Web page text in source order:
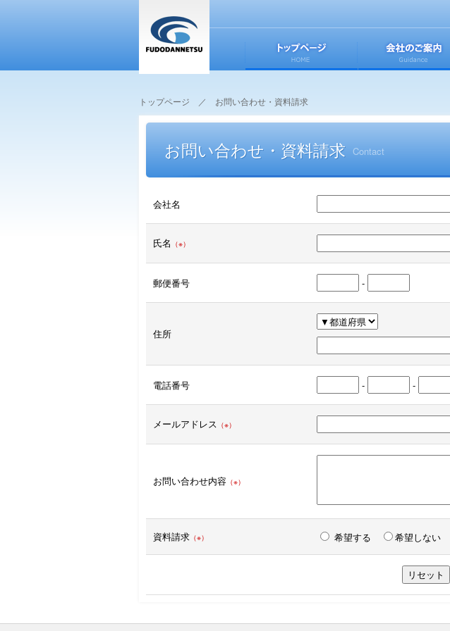
トップページ
トップページ ／ お問い合わせ・資料請求
お問い合わせ・資料請求 Contact
会社名
氏名 （※）
郵便番号 -
住所
電話番号 - -
メールアドレス （※）
お問い合わせ内容 （※）
資料請求 （※） 希望する 希望しない